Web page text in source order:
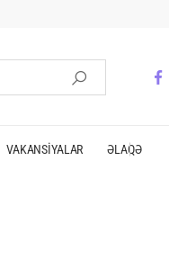
VAKANSIYALAR ƏLAQƏ